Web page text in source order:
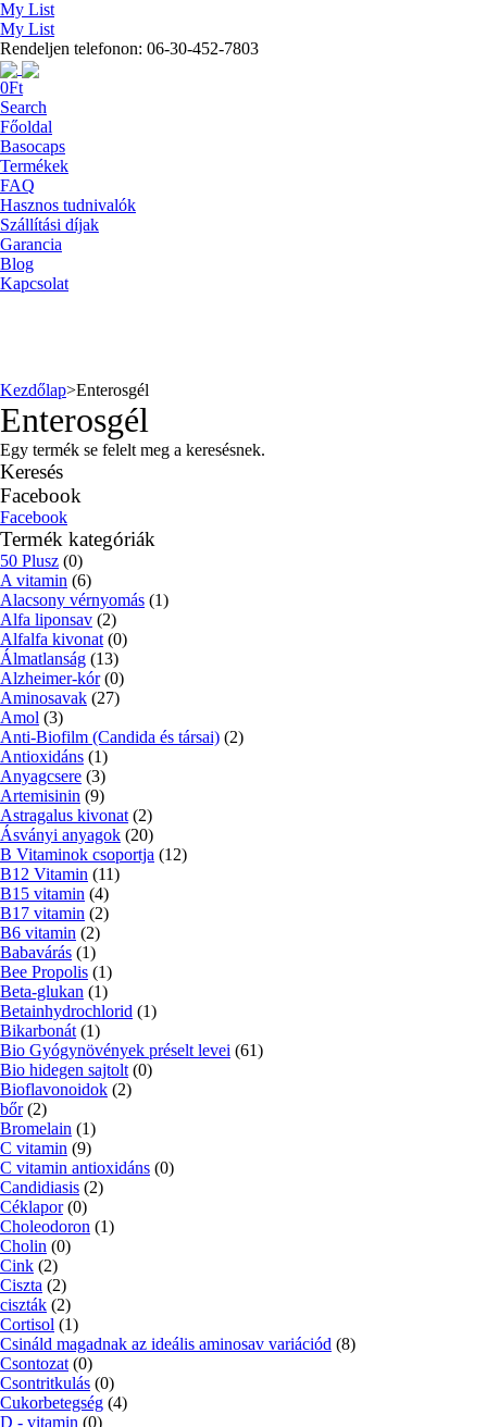
My List
My List
Rendeljen telefonon: 06-30-452-7803
0Ft
Search
Főoldal
Basocaps
Termékek
FAQ
Hasznos tudnivalók
Szállítási díjak
Garancia
Blog
Kapcsolat
Kezdőlap>Enterosgél
Enterosgél
Egy termék se felelt meg a keresésnek.
Keresés
Facebook
Facebook
Termék kategóriák
50 Plusz (0)
A vitamin (6)
Alacsony vérnyomás (1)
Alfa liponsav (2)
Alfalfa kivonat (0)
Álmatlanság (13)
Alzheimer-kór (0)
Aminosavak (27)
Amol (3)
Anti-Biofilm (Candida és társai) (2)
Antioxidáns (1)
Anyagcsere (3)
Artemisinin (9)
Astragalus kivonat (2)
Ásványi anyagok (20)
B Vitaminok csoportja (12)
B12 Vitamin (11)
B15 vitamin (4)
B17 vitamin (2)
B6 vitamin (2)
Babavárás (1)
Bee Propolis (1)
Beta-glukan (1)
Betainhydrochlorid (1)
Bikarbonát (1)
Bio Gyógynövények préselt levei (61)
Bio hidegen sajtolt (0)
Bioflavonoidok (2)
bőr (2)
Bromelain (1)
C vitamin (9)
C vitamin antioxidáns (0)
Candidiasis (2)
Céklapor (0)
Choleodoron (1)
Cholin (0)
Cink (2)
Ciszta (2)
ciszták (2)
Cortisol (1)
Csináld magadnak az ideális aminosav variációd (8)
Csontozat (0)
Csontritkulás (0)
Cukorbetegség (4)
D - vitamin (0)